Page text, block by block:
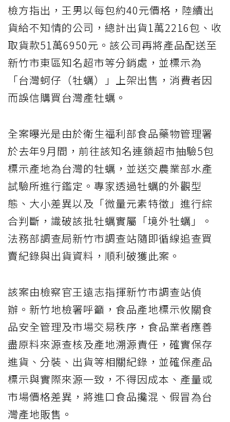
檢方指出，王男以每包約40元價格，陸續出
貨給不知情的公司，總計出貨1萬2216包、收
取貨款51萬6950元。該公司再將產品配送至
新竹市東區知名超市等分銷處，並標示為
「台灣蚵仔（牡蠣）」上架出售，消費者因
而誤信購買台灣產牡蠣。
全案曝光是由於衛生福利部食品藥物管理署
於去年9月間，前往該知名連鎖超市抽驗5包
標示產地為台灣的牡蠣，並送交農業部水產
試驗所進行鑑定。專家透過牡蠣的外觀型
態、大小差異以及「微量元素特徵」進行綜
合判斷，識破該批牡蠣實屬「境外牡蠣」。
法務部調查局新竹市調查站隨即循線追查買
賣紀錄與出貨資料，順利破獲此案。
該案由檢察官王遠志指揮新竹市調查站偵
辦。新竹地檢署呼籲，食品產地標示攸關食
品安全管理及市場交易秩序，食品業者應善
盡原料來源查核及產地溯源責任，確實保存
進貨、分裝、出貨等相關紀錄，並確保產品
標示與實際來源一致，不得因成本、產量或
市場價格差異，將進口食品攙混、假冒為台
灣產地販售。